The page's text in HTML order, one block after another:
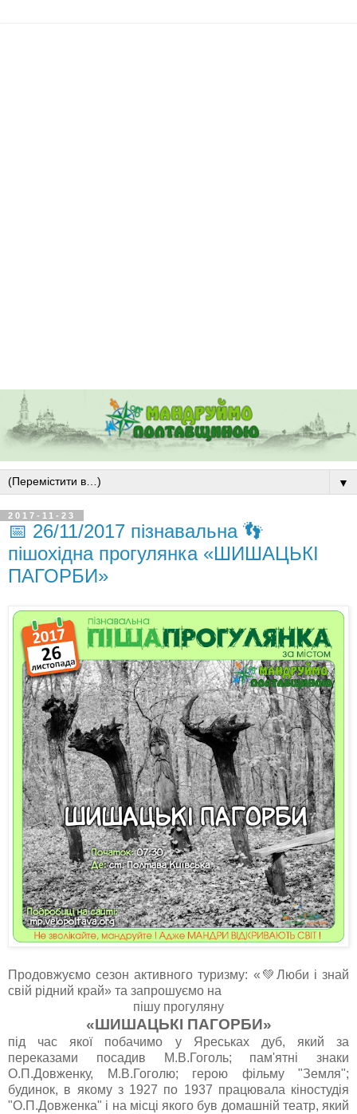
▼
2017-11-23
📅 26/11/2017 пізнавальна 👣
пішохідна прогулянка «ШИШАЦЬКІ
ПАГОРБИ»
Продовжуємо сезон активного туризму: «💚Люби і знай
свій рідний край» та запрошуємо на
пішу прогуляну
«ШИШАЦЬКІ ПАГОРБИ»
під час якої побачимо у Яреськах дуб, який за
переказами посадив М.В.Гоголь; пам'ятні знаки
О.П.Довженку, М.В.Гоголю; герою фільму "Земля";
будинок, в якому з 1927 по 1937 працювала кіностудія
"О.П.Довженка" і на місці якого був домашній театр, який